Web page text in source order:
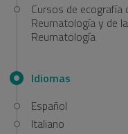
Cursos de ecografía
Reumatología y de
Reumatología
Idiomas
Español
Italiano